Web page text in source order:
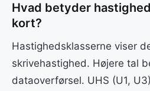
Hvad betyder
kort?
Hastighedsklasserne viser
skrivehastighed. Højere tal
dataoverførsel. UHS (U1,